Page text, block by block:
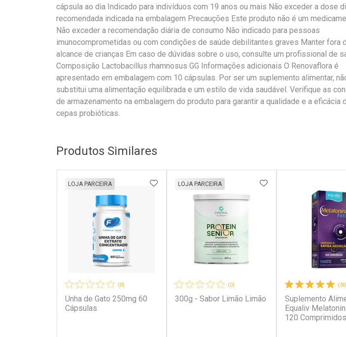
cápsula ao dia Indicado para indivíduos com 19 anos ou mais Não exceder a dose
recomendada indicada na embalagem Precauções Este produto não é um
Não exceder a recomendação diária de consumo Não indicado para pessoas
imunocomprometidas ou com condições de saúde debilitantes graves Manter fora
alcance de crianças Em caso de dúvidas sobre o uso, consulte um profissional de
Composição Lactobacillus rhamnosus GG Informações adicionais O Renovaflora é
apresentado em embalagem com 10 cápsulas. Por ser um suplemento alimentar,
substitui uma alimentação equilibrada e um estilo de vida saudável. Verifique as
de armazenamento na embalagem do produto para garantir a qualidade e a eficácia
cepas probióticas.
Produtos Similares
(0)
Unha de Gato 250mg 60
Cápsulas
LOJA PARCEIRA ADICIONAR AOS FAVORITOS
(0)
300g - Sabor Limão Limão
LOJA PARCEIRA ADICIONAR AOS
Suplemento
Equaliv
120 Comprimidos